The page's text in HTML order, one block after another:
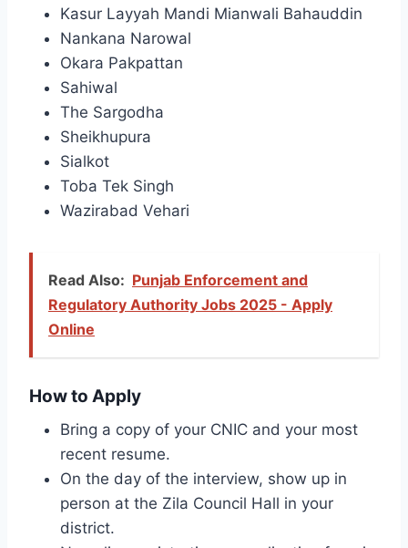
Kasur Layyah Mandi Mianwali Bahauddin
Nankana Narowal
Okara Pakpattan
Sahiwal
The Sargodha
Sheikhupura
Sialkot
Toba Tek Singh
Wazirabad Vehari
Read Also: Punjab Enforcement and
Regulatory Authority Jobs 2025 - Apply
Online
How to Apply
Bring a copy of your CNIC and your most
recent resume.
On the day of the interview, show up in
person at the Zila Council Hall in your
district.